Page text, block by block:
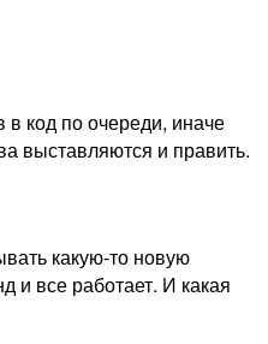
в код по очереди, иначе
выставляются и править.
какую-то новую
и все работает. И какая